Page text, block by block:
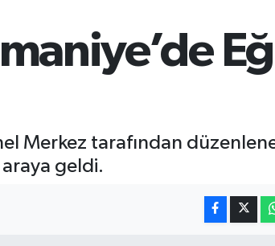
13.799
Merkez tarafından
geldi.